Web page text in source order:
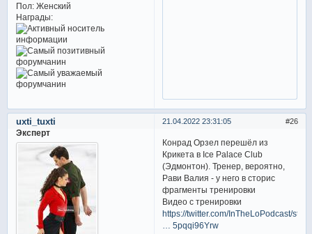
Пол:Женский
Награды:
26
21.04.2022 23:31:05
uxti_tuxti
Эксперт
Конрад Орзел перешёл из
Крикета в Ice Palace Club
(Эдмонтон). Тренер, вероятно,
Рави Валия - у него в сторис
фрагменты тренировки
Видео с тренировки
https://twitter.com/InTheLoPodcast/stat
… 5pqqi96Yrw